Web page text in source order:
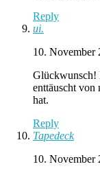
Reply
ui.
10. November
Glückwunsch!
enttäuscht von
hat.
Reply
Tapedeck
10. November